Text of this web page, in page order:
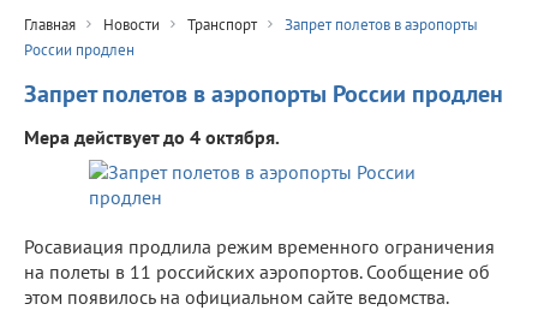
Главная Новости Транспорт
Запрет полетов в аэропорты
России продлен
Запрет полетов в аэропорты России продлен
Мера действует до 4 октября.
Росавиация продлила режим временного ограничения
на полеты в 11 российских аэропортов. Сообщение об
этом появилось на официальном сайте ведомства.